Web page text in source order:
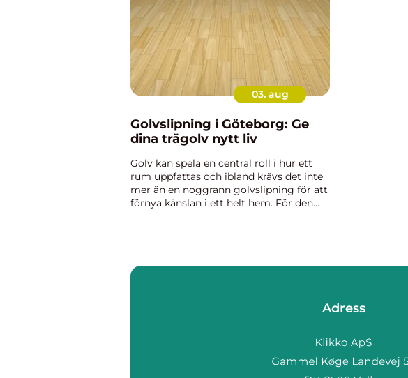
03. aug
Golvslipning i Göteborg: Ge
dina trägolv nytt liv
Golv kan spela en central roll i hur ett
rum uppfattas och ibland krävs det inte
mer än en noggrann golvslipning för att
förnya känslan i ett helt hem. För den
Adress